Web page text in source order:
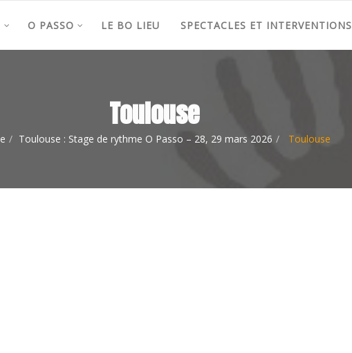
O PASSO LE BO LIEU SPECTACLES ET INTERVENTIONS
Toulouse
Toulouse : Stage de rythme O Passo – 28, 29 mars 2026 Toulouse